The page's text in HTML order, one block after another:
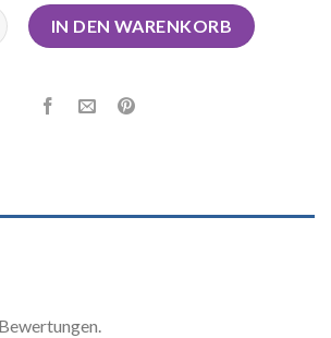
jbl Menge
IN DEN WARENKORB